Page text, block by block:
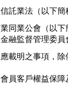
託業法（以下
同業公會（以
融監督管理委
載明之事項，
員客戶權益保